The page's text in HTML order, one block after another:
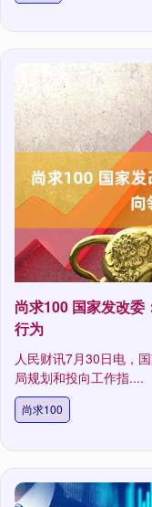
尚求100 国家发改委
行为
人民财讯7月30日电，
局规划和投向工作指....
尚求100